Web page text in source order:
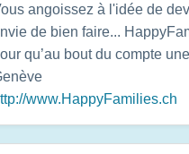
angoissez à l'idée de
de bien faire...
qu’au bout du compte
www.HappyFamilies.ch